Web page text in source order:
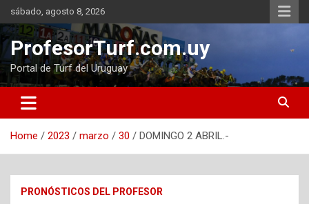
Skip
to
content
sábado, agosto 8, 2026
ProfesorTurf.com.uy
Portal de Turf del Uruguay
Home 2023 marzo 30 DOMINGO 2 ABRIL.-
PRONÓSTICOS DEL PROFESOR